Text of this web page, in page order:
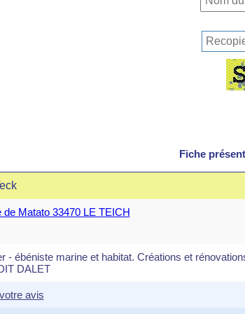
Fiche
de Matato 33470 LE TEICH
- ébéniste marine et habitat. Créations et
DALET
avis